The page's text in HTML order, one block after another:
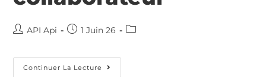
API Api 1 Juin 26
Continuer La Lecture